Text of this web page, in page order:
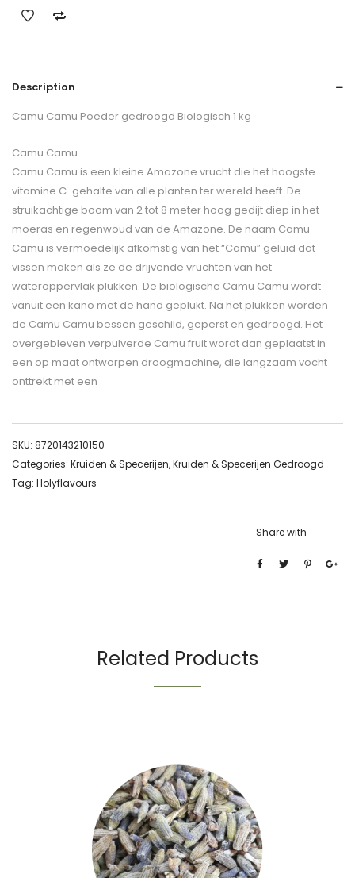
Description
Camu Camu Poeder gedroogd Biologisch 1 kg
Camu Camu
Camu Camu is een kleine Amazone vrucht die het hoogste
vitamine C-gehalte van alle planten ter wereld heeft. De
struikachtige boom van 2 tot 8 meter hoog gedijt diep in het
moeras en regenwoud van de Amazone. De naam Camu
Camu is vermoedelijk afkomstig van het “Camu” geluid dat
vissen maken als ze de drijvende vruchten van het
wateroppervlak plukken. De biologische Camu Camu wordt
vanuit een kano met de hand geplukt. Na het plukken worden
de Camu Camu bessen geschild, geperst en gedroogd. Het
overgebleven verpulverde Camu fruit wordt dan geplaatst in
een op maat ontworpen droogmachine, die langzaam vocht
onttrekt met een
SKU: 8720143210150
Categories: Kruiden & Specerijen,Kruiden & Specerijen Gedroogd
Tag: Holyflavours
Share with
Related Products